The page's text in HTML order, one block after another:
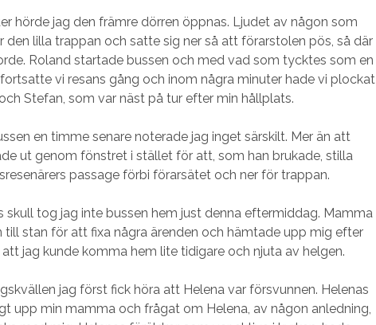
hörde jag den främre dörren öppnas. Ljudet av någon som
den lilla trappan och satte sig ner så att förarstolen pös, så där
Roland startade bussen och med vad som tycktes som en
vi resans gång och inom några minuter hade vi plockat
Stefan, som var näst på tur efter min hållplats.
en timme senare noterade jag inget särskilt. Mer än att
ut genom fönstret i stället för att, som han brukade, stilla
passage förbi förarsätet och ner för trappan.
skull tog jag inte bussen hem just denna eftermiddag. Mamma
till stan för att fixa några ärenden och hämtade upp mig efter
jag kunde komma hem lite tidigare och njuta av helgen.
jag först fick höra att Helena var försvunnen. Helenas
upp min mamma och frågat om Helena, av någon anledning,